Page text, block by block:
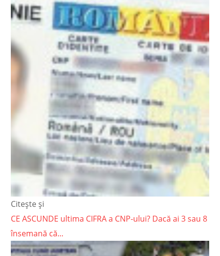
Citește și
CE ASCUNDE ultima CIFRA a CNP-ului? Dacă ai 3 sau 8
însemană că...